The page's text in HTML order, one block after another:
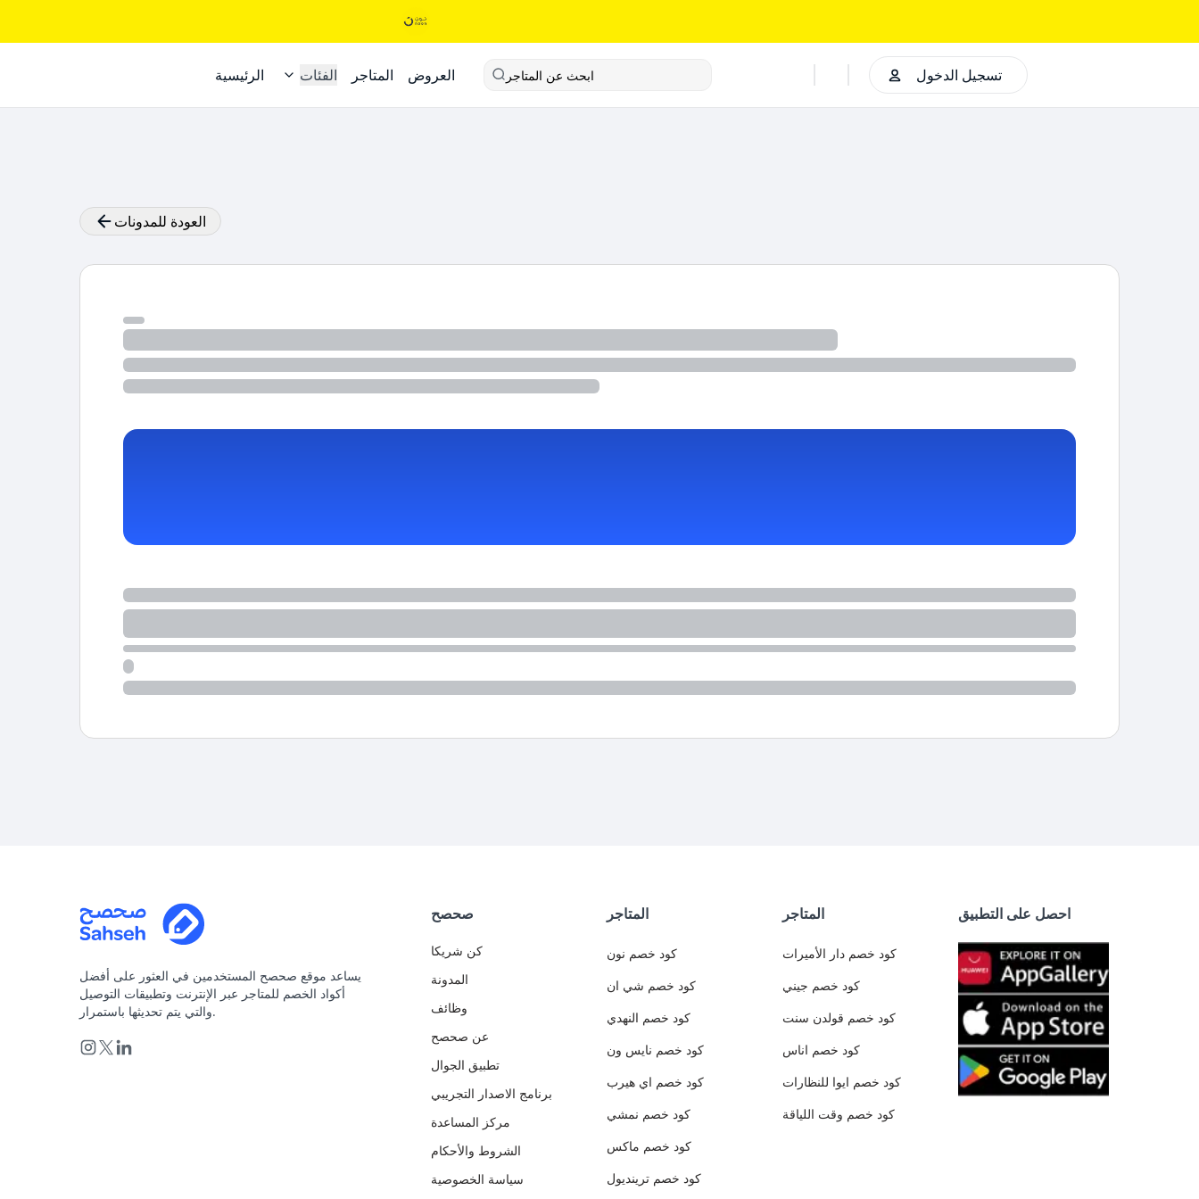
الرئيسية الفئات المتاجر العروض ابحث عن المتاجر تسجيل الدخول
العودة للمدونات
يساعد موقع صحصح المستخدمين في العثور على أفضل
أكواد الخصم للمتاجر عبر الإنترنت وتطبيقات التوصيل
والتي يتم تحديثها باستمرار.
صحصح
كن شريكا
المدونة
وظائف
عن صحصح
تطبيق الجوال
برنامج الاصدار التجريبي
مركز المساعدة
الشروط والأحكام
سياسة الخصوصية
المتاجر
كود خصم نون
كود خصم شي ان
كود خصم النهدي
كود خصم نايس ون
كود خصم اي هيرب
كود خصم نمشي
كود خصم ماكس
كود خصم ترينديول
المتاجر
كود خصم دار الأميرات
كود خصم جيني
كود خصم قولدن سنت
كود خصم اناس
كود خصم ايوا للنظارات
كود خصم وقت اللياقة
احصل على التطبيق